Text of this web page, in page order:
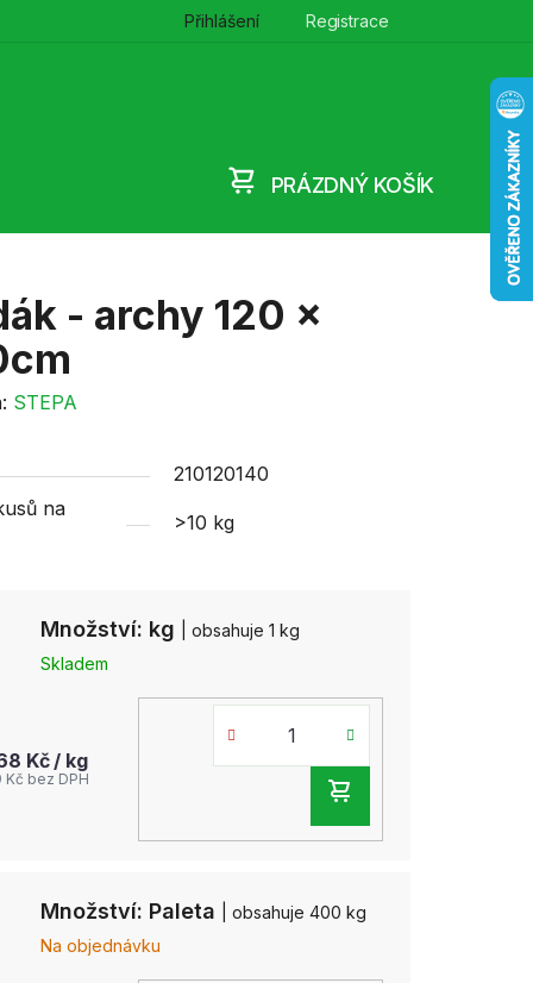
Přihlášení Registrace
PRÁZDNÝ KOŠÍK
- archy 120 x
STEPA
Množství: kg
| obsahuje 1 kg
Skladem
Kč/ kg
Kč bez DPH
KOŠÍKU
Množství: Paleta
| obsahuje 400 kg
Na objednávku
210120140
na
>10 kg